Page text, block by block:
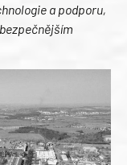
a podporu,